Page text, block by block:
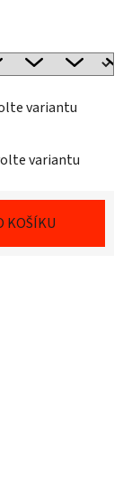
variantu
variantu
KOŠÍKU